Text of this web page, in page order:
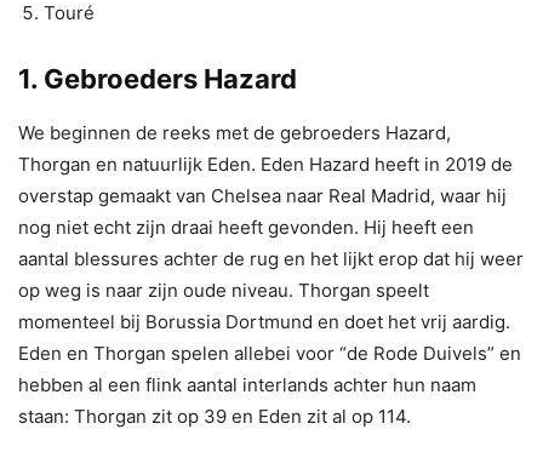
Touré
1. Gebroeders Hazard
We beginnen de reeks met de gebroeders Hazard,
Thorgan en natuurlijk Eden. Eden Hazard heeft in 2019 de
overstap gemaakt van Chelsea naar Real Madrid, waar hij
nog niet echt zijn draai heeft gevonden. Hij heeft een
aantal blessures achter de rug en het lijkt erop dat hij weer
op weg is naar zijn oude niveau. Thorgan speelt
momenteel bij Borussia Dortmund en doet het vrij aardig.
Eden en Thorgan spelen allebei voor “de Rode Duivels” en
hebben al een flink aantal interlands achter hun naam
staan: Thorgan zit op 39 en Eden zit al op 114.